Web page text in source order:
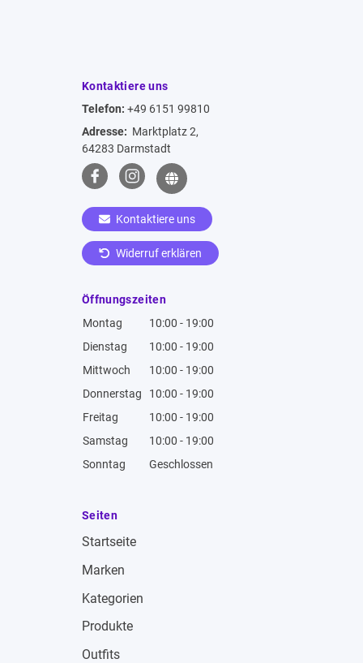
Kontaktiere uns
Telefon: +49 6151 99810
Adresse: Marktplatz 2,
64283 Darmstadt
Kontaktiere uns
Widerruf erklären
Öffnungszeiten
Montag
10:00 - 19:00
Dienstag
10:00 - 19:00
Mittwoch
10:00 - 19:00
Donnerstag
10:00 - 19:00
Freitag
10:00 - 19:00
Samstag
10:00 - 19:00
Sonntag
Geschlossen
Seiten
Startseite
Marken
Kategorien
Produkte
Outfits